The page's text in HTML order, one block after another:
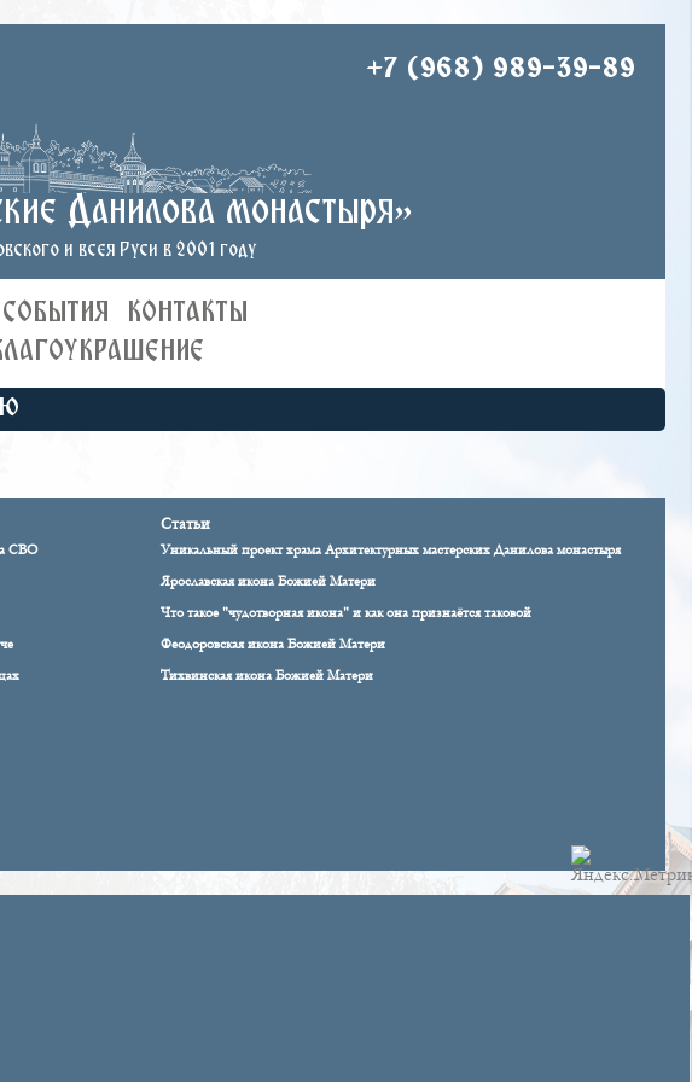
+7 (968) 989-39-89
Данилова монастыря»
и всея Руси в 2001 году
СОБЫТИЯ
КОНТАКТЫ
СВО
Статьи
Уникальный проект храма Архитектурных мастерских Данилова монастыря
Ярославская икона Божией Матери
Что такое "чудотворная икона" и как она признаётся таковой
Феодоровская икона Божией Матери
Тихвинская икона Божией Матери